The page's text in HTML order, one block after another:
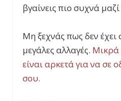
βγαίνεις πιο συχνά
Μη ξεχνάς πως δεν έχει
μεγάλες αλλαγές. Μικρά
είναι αρκετά για να σε
σου.